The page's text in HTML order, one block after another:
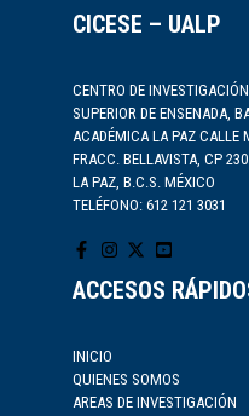
CICESE – UALP
CENTRO DE
SUPERIOR DE ENSENADA,
ACADÉMICA LA PAZ CALLE
FRACC. BELLAVISTA, CP
LA PAZ, B.C.S. MÉXICO
TELÉFONO: 612 121 3031
ACCESOS
INICIO
QUIENES SOMOS
AREAS DE INVESTIGACIÓN